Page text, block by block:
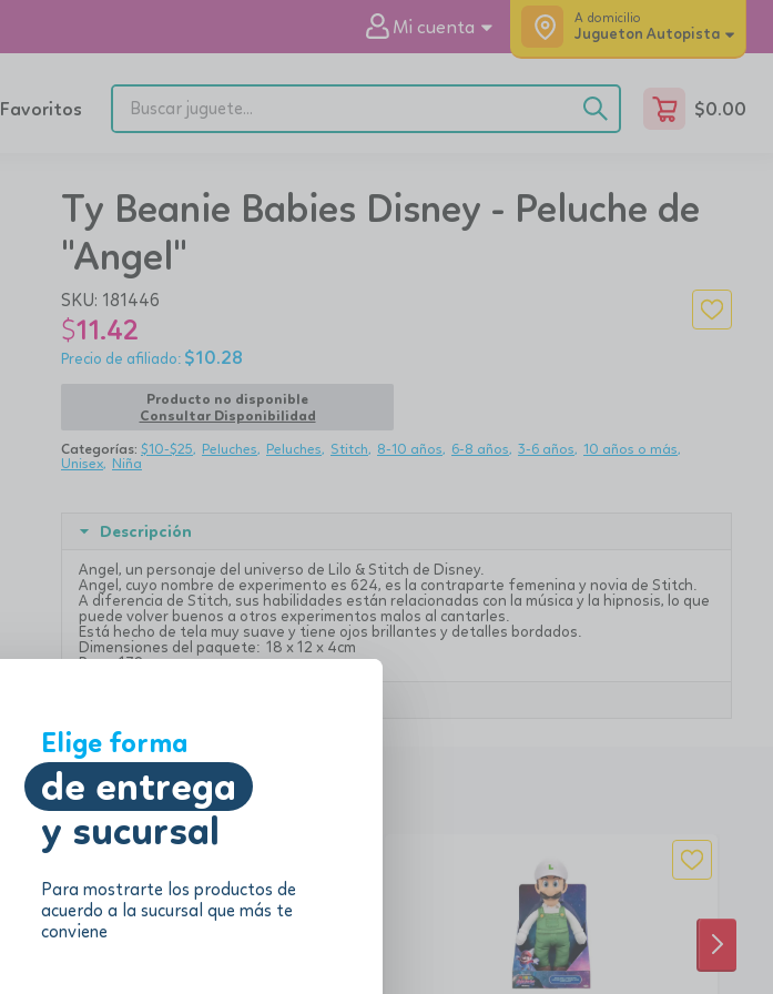
Elige forma
de entrega
y sucursal
Para mostrarte los productos de
acuerdo a la sucursal que más te
conviene
Mi cuenta A domicilio
Jugueton Autopista
Favoritos $0.00
Ty Beanie Babies Disney - Peluche de
"Angel"
SKU: 181446
$11.42
$10.28
Producto no disponible
Consultar Disponibilidad
Categorías: $10-$25 Peluches Peluches Stitch 8-10 años 6-8 años 3-6 años
10 años o más
Unisex Niña
Descripción
Angel, un personaje del universo de Lilo & Stitch de Disney.
Angel, cuyo nombre de experimento es 624, es la contraparte femenina y novia de Stitch.
A diferencia de Stitch, sus habilidades están relacionadas con la música y la hipnosis, lo que
puede volver buenos a otros experimentos malos al cantarles.
Está hecho de tela muy suave y tiene ojos brillantes y detalles bordados.
Dimensiones del paquete: 18 x 12 x 4cm
Peso: 172g